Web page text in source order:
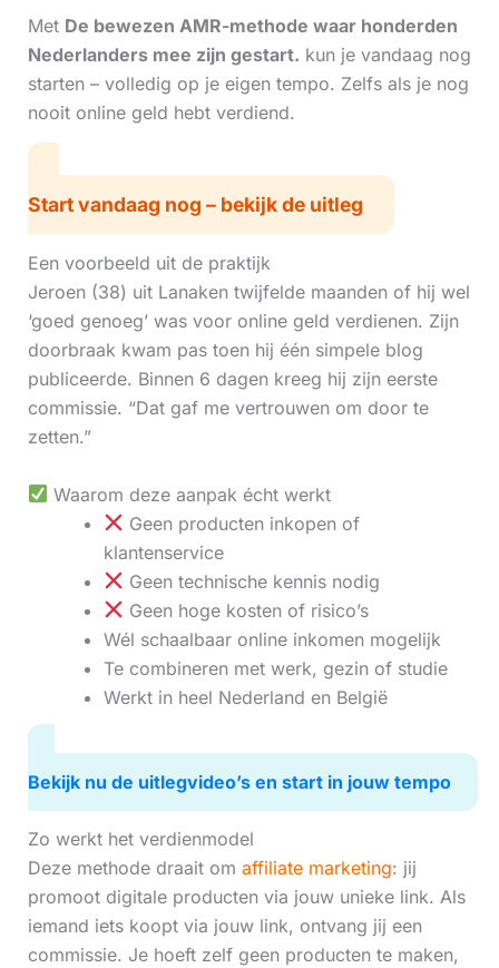
Met De bewezen AMR-methode waar honderden
Nederlanders mee zijn gestart. kun je vandaag nog
starten – volledig op je eigen tempo. Zelfs als je nog
nooit online geld hebt verdiend.
Start vandaag nog – bekijk de uitleg
Een voorbeeld uit de praktijk
Jeroen (38) uit Lanaken twijfelde maanden of hij wel
‘goed genoeg’ was voor online geld verdienen. Zijn
doorbraak kwam pas toen hij één simpele blog
publiceerde. Binnen 6 dagen kreeg hij zijn eerste
commissie. “Dat gaf me vertrouwen om door te
zetten.”
Waarom deze aanpak écht werkt
Geen producten inkopen of
klantenservice
Geen technische kennis nodig
Geen hoge kosten of risico’s
Wél schaalbaar online inkomen mogelijk
Te combineren met werk, gezin of studie
Werkt in heel Nederland en België
Bekijk nu de uitlegvideo’s en start in jouw tempo
Zo werkt het verdienmodel
Deze methode draait om affiliate marketing: jij
promoot digitale producten via jouw unieke link. Als
iemand iets koopt via jouw link, ontvang jij een
commissie. Je hoeft zelf geen producten te maken,